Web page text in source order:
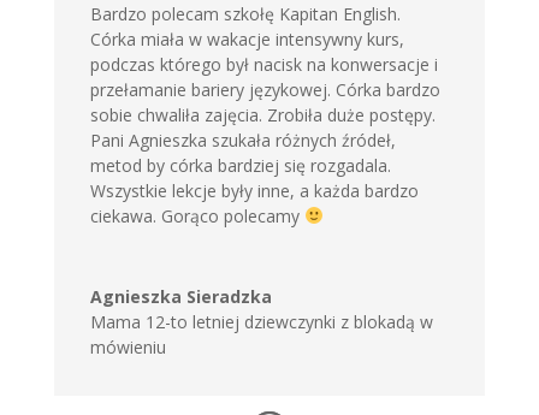
Bardzo polecam szkołę Kapitan English.
Córka miała w wakacje intensywny kurs,
podczas którego był nacisk na konwersacje i
przełamanie bariery językowej. Córka bardzo
sobie chwaliła zajęcia. Zrobiła duże postępy.
Pani Agnieszka szukała różnych źródeł,
metod by córka bardziej się rozgadala.
Wszystkie lekcje były inne, a każda bardzo
ciekawa. Gorąco polecamy
Agnieszka Sieradzka
Mama 12-to letniej dziewczynki z blokadą w
mówieniu